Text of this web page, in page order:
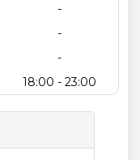
-
-
-
18:00 - 23:00